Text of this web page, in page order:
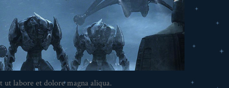
labore et dolore magna aliqua.